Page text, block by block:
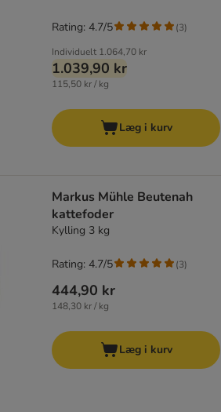
Individuelt 1.064,70 kr
1.039,90 kr
115,50 kr / kg
Rating: 4.7/5 (3)
Læg i kurv
Markus Mühle Beutenah
kattefoder
Kylling 3 kg
444,90 kr
148,30 kr / kg
Rating: 4.7/5 (3)
Læg i kurv